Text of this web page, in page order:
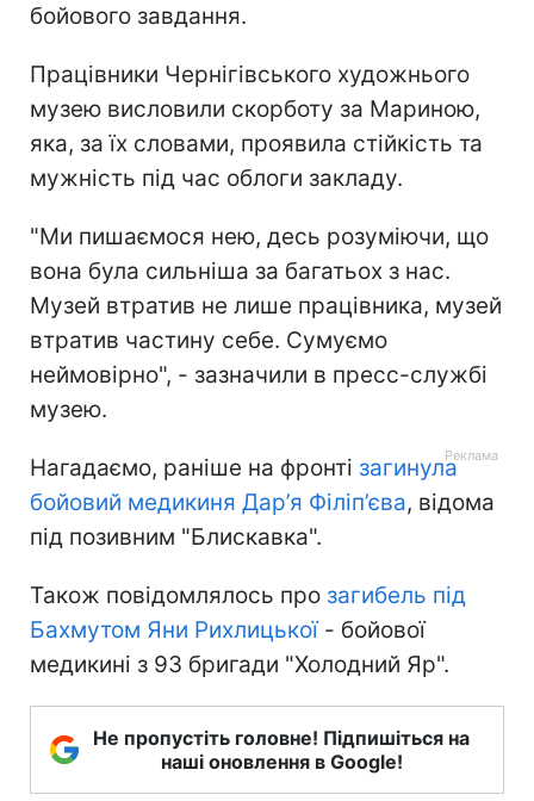
бойового завдання.
Працівники Чернігівського художнього
музею висловили скорботу за Мариною,
яка, за їх словами, проявила стійкість та
мужність під час облоги закладу.
"Ми пишаємося нею, десь розуміючи, що
вона була сильніша за багатьох з нас.
Музей втратив не лише працівника, музей
втратив частину себе. Сумуємо
неймовірно", - зазначили в пресс-службі
музею.
Нагадаємо, раніше на фронті загинула
бойовий медикиня Дар’я Філіп’єва, відома
під позивним "Блискавка".
Також повідомлялось про загибель під
Бахмутом Яни Рихлицької- бойової
медикині з 93 бригади "Холодний Яр".
Не пропустіть головне! Підпишіться на
наші оновлення в Google!